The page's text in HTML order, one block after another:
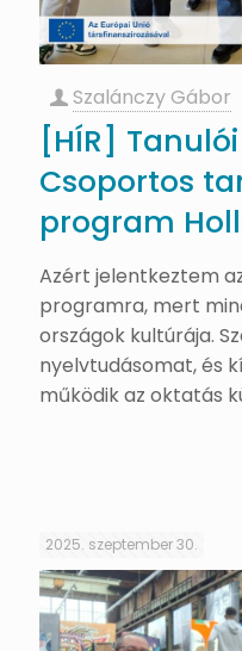
Szalánczy Gábor
[HÍR]
Csoportos
program
Azért jelentkeztem
programra, mert
országok kultúrája.
nyelvtudásomat, és
működik az oktatás
2025. szeptember 30.